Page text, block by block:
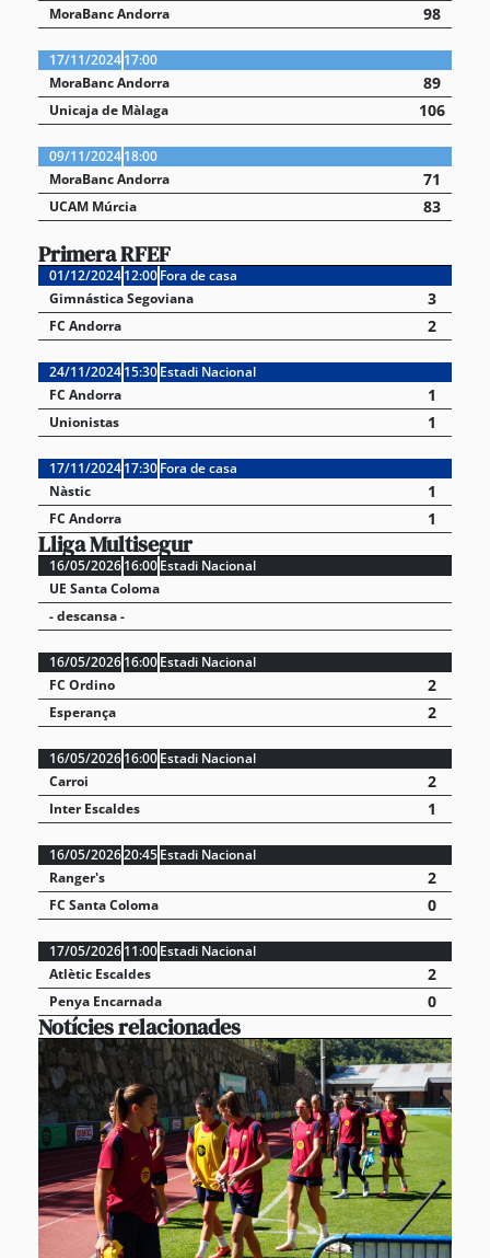
MoraBanc Andorra 98
17/11/202417:00
MoraBanc Andorra
89
Unicaja de Màlaga 106
09/11/202418:00
MoraBanc Andorra
71
UCAM Múrcia 83
Primera RFEF
01/12/202412:00Fora de casa
Gimnástica Segoviana
3
FC Andorra 2
24/11/202415:30Estadi Nacional
FC Andorra
1
Unionistas 1
17/11/202417:30Fora de casa
Nàstic
1
FC Andorra 1
Lliga Multisegur
16/05/202616:00Estadi Nacional
UE Santa Coloma
- descansa -
16/05/202616:00Estadi Nacional
FC Ordino
2
Esperança 2
16/05/202616:00Estadi Nacional
Carroi
2
Inter Escaldes 1
16/05/202620:45Estadi Nacional
Ranger's
2
FC Santa Coloma 0
17/05/202611:00Estadi Nacional
Atlètic Escaldes
2
Penya Encarnada 0
Notícies relacionades